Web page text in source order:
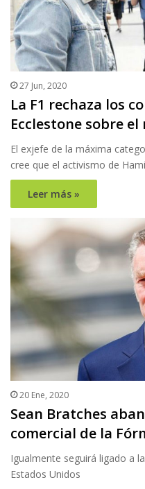
27 Jun, 2020
La F1 rechaza los
Ecclestone sobre
El exjefe de la máxima
cree que el activismo de
Leer más »
20 Ene, 2020
Sean Bratches
comercial de la
Igualmente seguirá ligado a
Estados Unidos